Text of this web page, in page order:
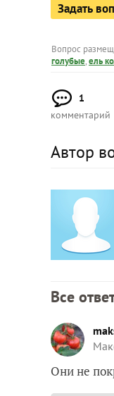
Задать
Вопрос
голубые,ель
1
комментарий
Автор
Все
Они не